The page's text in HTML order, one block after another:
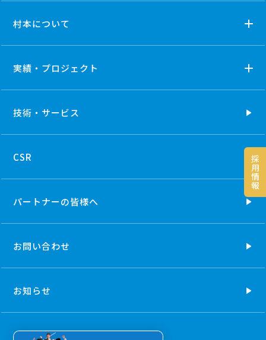
採
用
情
報
村本について
実績・プロジェクト
技術・ サービス
CSR
パートナーの皆様へ
お問い合わせ
お知らせ